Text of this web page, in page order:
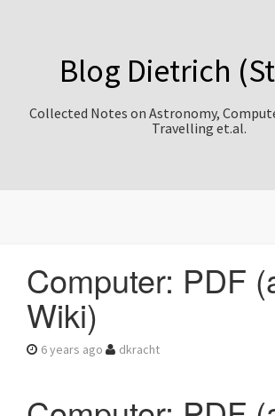
Blog Dietrich
Collected Notes on Astronomy,
Travelling et.al.
Computer: PDF
Wiki)
6 years ago dkracht